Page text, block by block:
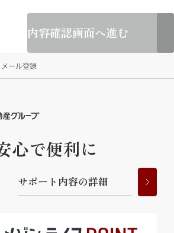
GUARD内容確認画面へ進む
ール登録
心で便利に
サポー ト 内容の詳細